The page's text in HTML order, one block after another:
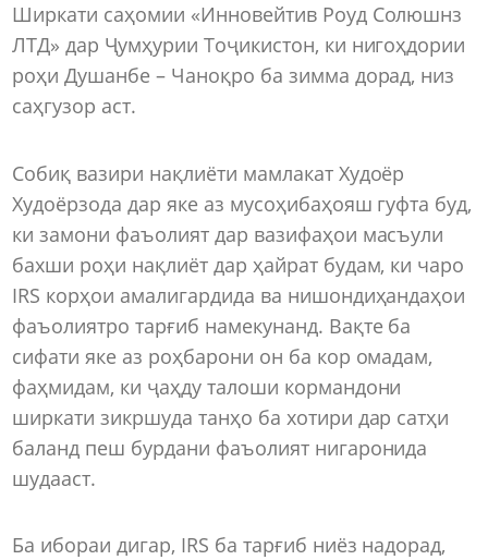
Ширкати саҳомии «Инновейтив Роуд Солюшнз
ЛТД» дар Ҷумҳурии Тоҷикистон, ки нигоҳдории
роҳи Душанбе – Чаноқро ба зимма дорад, низ
саҳгузор аст.
Собиқ вазири нақлиёти мамлакат Худоёр
Худоёрзода дар яке аз мусоҳибаҳояш гуфта буд,
ки замони фаъолият дар вазифаҳои масъули
бахши роҳи нақлиёт дар ҳайрат будам, ки чаро
IRS корҳои амалигардида ва нишондиҳандаҳои
фаъолиятро тарғиб намекунанд. Вақте ба
сифати яке аз роҳбарони он ба кор омадам,
фаҳмидам, ки ҷаҳду талоши кормандони
ширкати зикршуда танҳо ба хотири дар сатҳи
баланд пеш бурдани фаъолият нигаронида
шудааст.
Ба ибораи дигар, IRS ба тарғиб ниёз надорад,